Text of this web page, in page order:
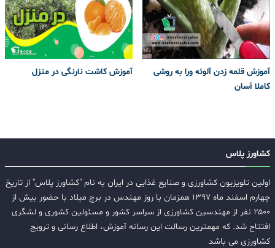
آموزش قلمه زدن آلوئه ورا به روشی
کاملا آسان
آموزش کاشت نارنگی در منزل
کشاورز پلاس
اولین تلویزیون کشاورزی و صنایع غذایی در ایران به نام "کشاورز پلاس" از تاریخ
چهارم اسفند ماه ۱۳۹۷ همزمان با روز مهندس در برج میلاد با حضور بیش از
۲۵۰۰ نفر از مهندسین کشاورزی از سراسر کشور و مسئولین کشوری و لشگری
افتتاح شد. که مهمترین رسالت این رسانه آموزش، اطلاع رسانی و ترویج
کشاورزی می باشد